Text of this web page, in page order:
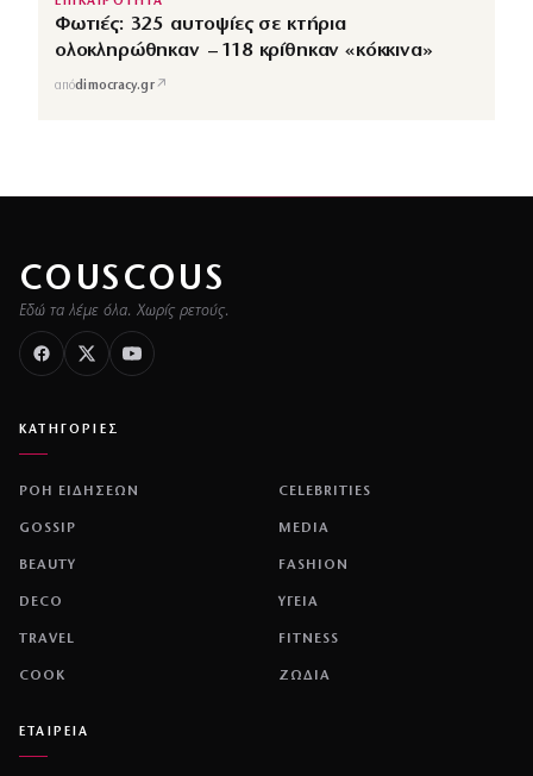
Φωτιές: 325 αυτοψίες σε κτήρια
ολοκληρώθηκαν – 118 κρίθηκαν «κόκκινα»
απόdimocracy.gr↗
COUSCOUS
Εδώ τα λέμε όλα. Χωρίς ρετούς.
ΚΑΤΗΓΟΡΙΕΣ
ΡΟΗ ΕΙΔΗΣΕΩΝ CELEBRITIES
GOSSIP MEDIA
BEAUTY FASHION
DECO ΥΓΕΙΑ
TRAVEL FITNESS
COOK ΖΩΔΙΑ
ΕΤΑΙΡΕΙΑ